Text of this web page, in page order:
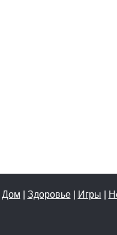
Дом Здоровье| Игры